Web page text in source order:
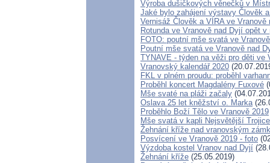
Výroba dušičkových věnečků v
Jaké bylo zahájení výstavy Člověk
Vernisáž Člověk a VÍRA ve Vranově
Rotunda ve Vranově nad Dyjí opět v
FOTO: poutní mše svatá ve
Poutní mše svatá ve Vranově nad
TYNAVE - týden na věži pro děti ve
Vranovský kalendář 2020
FKL v plném proudu: proběhl
Proběhl koncert Magdalény Fuxové
Mše svaté na pláži začaly
Oslava 25 let kněžství o. Marka
Proběhlo Boží Tělo ve Vranově 2019
Mše svatá v kapli Nejsvětější
Žehnání kříže nad vranovským
Posvícení ve Vranově 2019 - foto
Výzdoba kostel Vranov nad Dyjí
Žehnání kříže (25.05.2019)